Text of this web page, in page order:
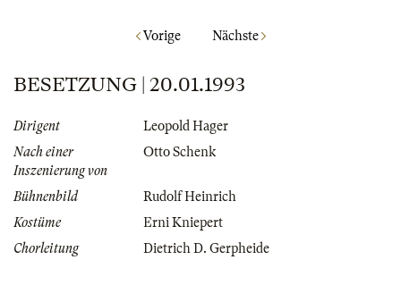
Vorige Nächste
BESETZUNG | 20.01.1993
Dirigent
Leopold Hager
Nach einer
Inszenierung von
Otto Schenk
Bühnenbild
Rudolf Heinrich
Kostüme
Erni Kniepert
Chorleitung
Dietrich D. Gerpheide